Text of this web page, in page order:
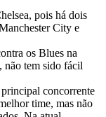
pois há dois
City e
os Blues na
não tem sido fácil
concorrente
time, mas não